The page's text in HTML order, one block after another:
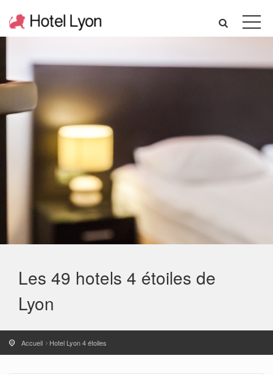
Les 49 hotels 4 étoiles de
Lyon
Accueil Hotel Lyon 4 étoiles